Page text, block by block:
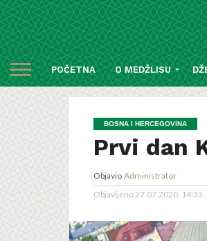
POČETNA O MEDŽLISU
BOSNA I HERCEGOVINA
Prvi dan
Objavio Administrator
Objavljeno27.07.2020. 14:33